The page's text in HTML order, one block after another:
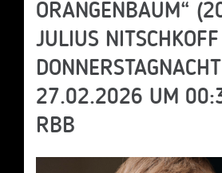
ORANGENBAUM“
JULIUS NITSCHKOFF
27.02.2026 UM
RBB